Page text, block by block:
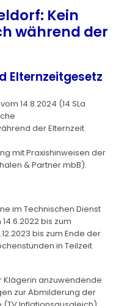
Kein
während der
Elternzeitgesetz
14.8.2024 (14 SLa
der Elternzeit
mit Praxishinweisen der
& Partner mbB).
im Technischen Dienst
bis zum
bis zum Ende der
in Teilzeit
Klägerin anzuwendende
zur Abmilderung der